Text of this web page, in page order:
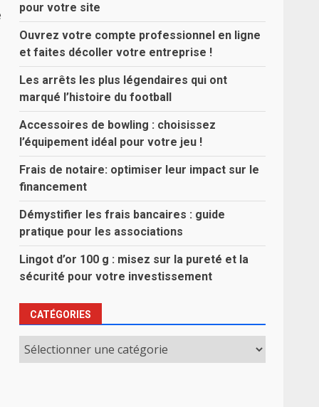
pour votre site
Ouvrez votre compte professionnel en ligne
et faites décoller votre entreprise !
Les arrêts les plus légendaires qui ont
marqué l’histoire du football
Accessoires de bowling : choisissez
l’équipement idéal pour votre jeu !
Frais de notaire: optimiser leur impact sur le
financement
Démystifier les frais bancaires : guide
pratique pour les associations
Lingot d’or 100 g : misez sur la pureté et la
sécurité pour votre investissement
CATÉGORIES
Catégories